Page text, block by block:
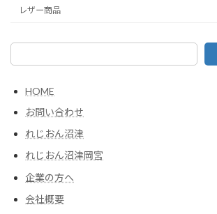
の
ー
ジ
送
り
レザー商品
HOME
お問い合わせ
れじおん沼津
れじおん沼津岡宮
企業の方へ
会社概要